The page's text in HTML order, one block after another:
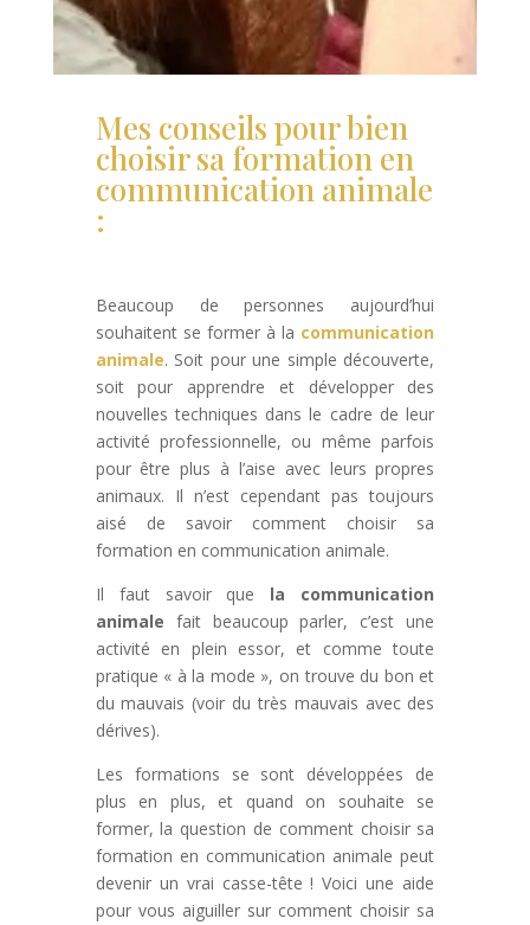
Mes conseils pour bien
choisir sa formation en
communication animale
:
Beaucoup de personnes aujourd’hui
souhaitent se former à la communication
animale. Soit pour une simple découverte,
soit pour apprendre et développer des
nouvelles techniques dans le cadre de leur
activité professionnelle, ou même parfois
pour être plus à l’aise avec leurs propres
animaux. Il n’est cependant pas toujours
aisé de savoir comment choisir sa
formation en communication animale.
Il faut savoir que la communication
animale fait beaucoup parler, c’est une
activité en plein essor, et comme toute
pratique « à la mode », on trouve du bon et
du mauvais (voir du très mauvais avec des
dérives).
Les formations se sont développées de
plus en plus, et quand on souhaite se
former, la question de comment choisir sa
formation en communication animale peut
devenir un vrai casse-tête ! Voici une aide
pour vous aiguiller sur comment choisir sa